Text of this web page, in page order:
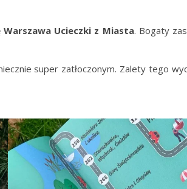
Warszawa Ucieczki z Miasta. Bogaty
super zatłoczonym. Zalety tego